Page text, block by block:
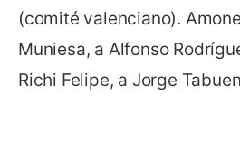
(comité valenciano).
Muniesa, a Alfonso
Richi Felipe, a Jorge